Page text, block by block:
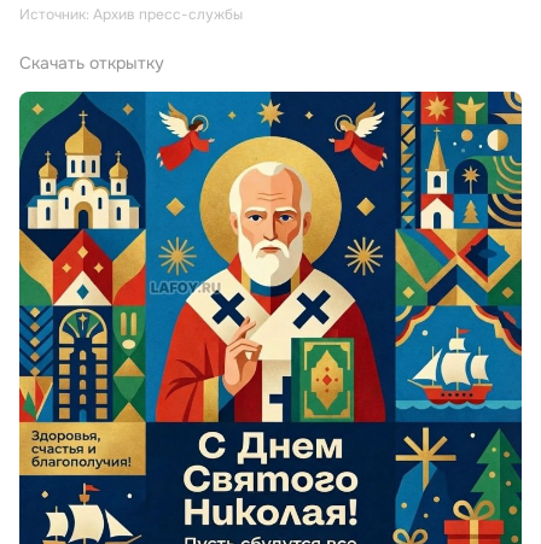
Источник: Архив пресс-службы
Скачать открытку